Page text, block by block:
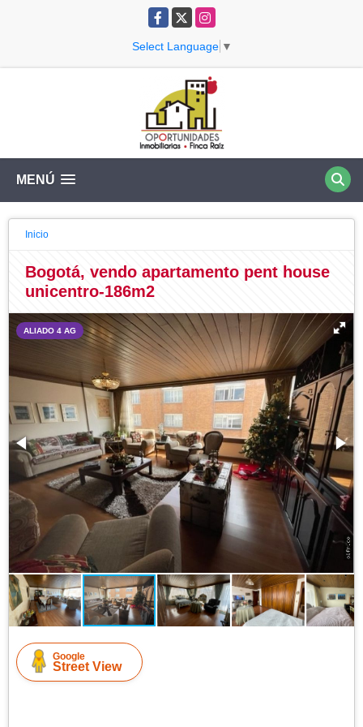
Facebook
X Instagram
Select Language ▼
MENÚ
Inicio
Bogotá, vendo apartamento pent house
unicentro-186m2
ALIADO 4 AG
Google
Street View